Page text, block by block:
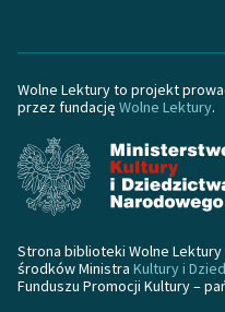
Wolne Lektury to projekt
przez fundację Wolne Lektury.
Strona biblioteki Wolne
środków Ministra Kultury i
Funduszu Promocji Kultury –